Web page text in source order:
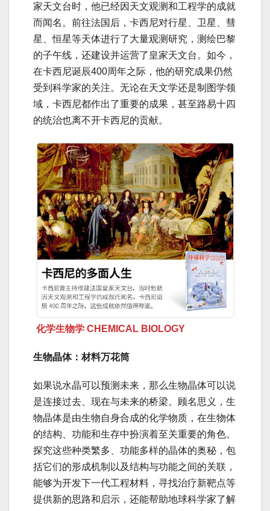
家天文台时，他已经因天文观测和工程学的成就
而闻名。前往法国后，卡西尼对行星、卫星、彗
星、恒星等天体进行了大量观测研究，测绘巴黎
的子午线，还建设并运营了皇家天文台。如今，
在卡西尼诞辰400周年之际，他的研究成果仍然
受到科学家的关注。无论在天文学还是制图学领
域，卡西尼都作出了重要的成果，甚至路易十四
的统治也离不开卡西尼的贡献。
化学生物学 CHEMICAL BIOLOGY
生物晶体：材料万花筒
如果说水晶可以预测未来，那么生物晶体可以说
是连接过去、现在与未来的桥梁。顾名思义，生
物晶体是由生物自身合成的化学物质，在生物体
的结构、功能和生存中扮演着至关重要的角色。
探究这些种类繁多、功能多样的晶体的奥秘，包
括它们的形成机制以及结构与功能之间的关联，
能够为开发下一代工程材料，寻找治疗新靶点等
提供新的思路和启示，还能帮助地球科学家了解